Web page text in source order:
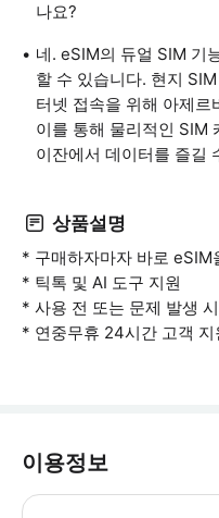
나요?
네. eSIM의 듀얼 SIM 기
할 수 있습니다. 현지
터넷 접속을 위해 아제
이를 통해 물리적인 SIM
이잔에서 데이터를 즐길
상품설명
* 구매하자마자 바로 eSIM
* 틱톡 및 AI 도구 지원
* 사용 전 또는 문제 발생
* 연중무휴 24시간 고객 지
이용정보